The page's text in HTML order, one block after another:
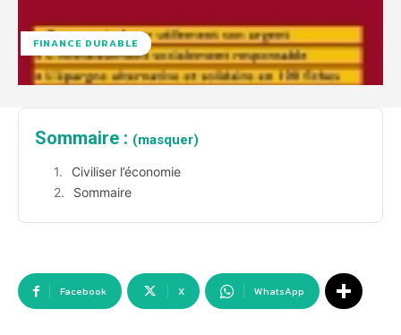
FINANCE DURABLE
Sommaire : (masquer)
Civiliser l’économie
Sommaire
Facebook X WhatsApp